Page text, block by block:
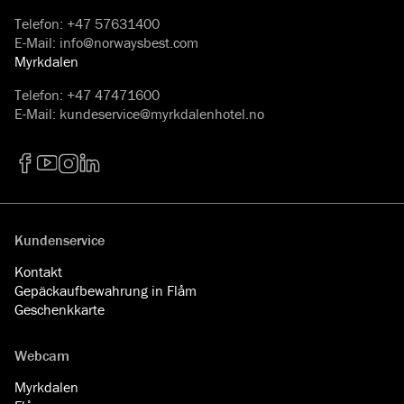
Telefon: +47 57631400
E-Mail: info@norwaysbest.com
Myrkdalen
Telefon: +47 47471600
E-Mail: kundeservice@myrkdalenhotel.no
Kundenservice
Kontakt
Gepäckaufbewahrung in Flåm
Geschenkkarte
Webcam
Myrkdalen